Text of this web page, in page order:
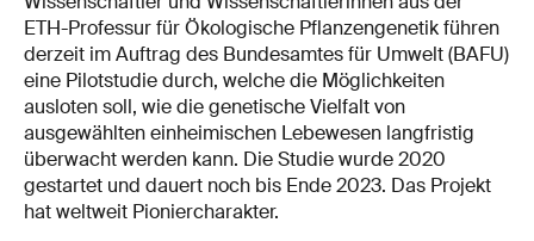
ETH-Professur für Ökologische Pflanzengenetik führen
derzeit im Auftrag des Bundesamtes für Umwelt (BAFU)
eine Pilotstudie durch, welche die Möglichkeiten
ausloten soll, wie die genetische Vielfalt von
ausgewählten einheimischen Lebewesen langfristig
überwacht werden kann. Die Studie wurde 2020
gestartet und dauert noch bis Ende 2023. Das Projekt
hat weltweit Pioniercharakter.